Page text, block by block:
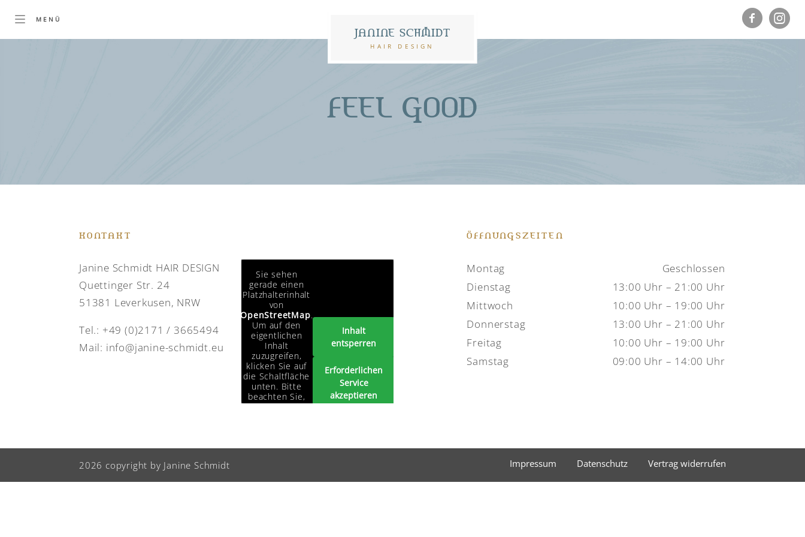
JANINE SCHMIDT
HAIR DESIGN
FEEL GOOD
KONTAKT
Janine Schmidt HAIR DESIGN
Quettinger Str. 24
51381 Leverkusen, NRW
Tel.: +49 (0)2171 / 3665494
Mail: info@janine-schmidt.eu
Sie sehen
gerade einen
Platzhalterinhalt
von
OpenStreetMap.
Um auf den
eigentlichen
Inhalt
zuzugreifen,
klicken Sie auf
die Schaltfläche
unten. Bitte
beachten Sie,
dass dabei
werden.
Inhalt
entsperren
Erforderlichen
Service
akzeptieren
ÖFFNUNGSZEITEN
Montag
Geschlossen
Dienstag
13:00 Uhr – 21:00 Uhr
Mittwoch
10:00 Uhr – 19:00 Uhr
Donnerstag
13:00 Uhr – 21:00 Uhr
Freitag
10:00 Uhr – 19:00 Uhr
Samstag
09:00 Uhr – 14:00 Uhr
2026 copyright by Janine Schmidt Impressum Datenschutz Vertrag widerrufen